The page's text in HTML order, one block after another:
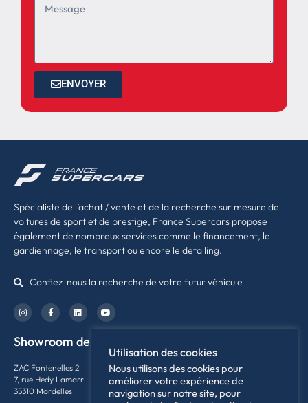
ENVOYER
Spécialiste de l’achat / vente et de la recherche sur mesure de
voitures de sport et de prestige, France Supercars propose
également de nombreux services comme le financement, le
gardiennage, le transport ou encore le detailing.
Confiez-nous la recherche de votre futur véhicule
Showroom de Rennes
ZAC Fontenelles 2
7, rue Hedy Lamarr
35310 Mordelles
Utilisation des cookies
Nous utilisons des cookies pour
améliorer votre expérience de
navigation sur notre site, pour